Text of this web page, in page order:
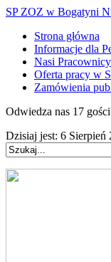
SP ZOZ w Bogatyni
Strona główna
Informacje dla
Nasi Pracownicy
Oferta pracy w
Zamówienia
Odwiedza nas 17
Dzisiaj jest: 6